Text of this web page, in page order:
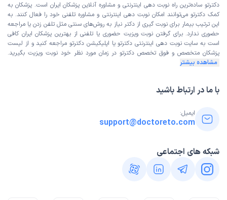
دکترتو ساده‌ترین راه نوبت‌ دهی اینترنتی و مشاوره آنلاین پزشکان ایران است. پزشکان به
کمک دکترتو می‌توانند امکان نوبت دهی اینترنتی و مشاوره تلفنی خود را فعال کنند. به
این ترتیب بیمار برای نوبت گیری از دکتر نیاز به روش‌های سنتی مثل تلفن زدن یا مراجعه
حضوری ندارد. برای گرفتن نوبت ویزیت حضوری یا تلفنی از بهترین پزشکان ایران کافی
است به سایت نوبت دهی اینترنتی دکترتو یا اپلیکیشن دکترتو مراجعه کنید و از لیست
پزشکان متخصص و فوق تخصص دکترتو در زمان مورد نظر خود نوبت ویزیت بگیرید.
مشاهده بیشتر
با ما در ارتباط باشید
ایمیل:
support@doctoreto.com
شبکه های اجتماعی